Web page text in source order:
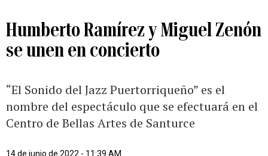
Humberto Ramírez y Miguel Zenón
se unen en concierto
“El Sonido del Jazz Puertorriqueño” es el
nombre del espectáculo que se efectuará en el
Centro de Bellas Artes de Santurce
14 de junio de 2022 - 11:39 AM